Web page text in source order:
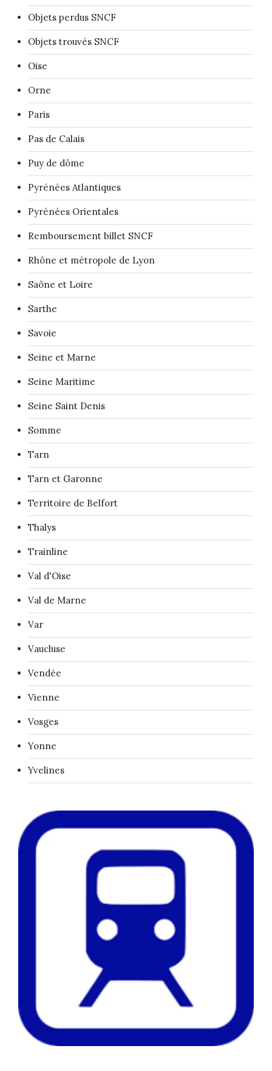
Objets perdus SNCF
Objets trouvés SNCF
Oise
Orne
Paris
Pas de Calais
Puy de dôme
Pyrénées Atlantiques
Pyrénées Orientales
Remboursement billet SNCF
Rhône et métropole de Lyon
Saône et Loire
Sarthe
Savoie
Seine et Marne
Seine Maritime
Seine Saint Denis
Somme
Tarn
Tarn et Garonne
Territoire de Belfort
Thalys
Trainline
Val d'Oise
Val de Marne
Var
Vaucluse
Vendée
Vienne
Vosges
Yonne
Yvelines